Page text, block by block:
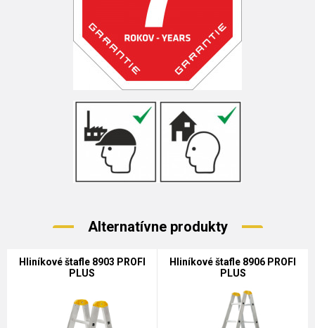
Alternatívne produkty
Hliníkové štafle 8903 PROFI
PLUS
Hliníkové štafle 8906 PROFI
PLUS